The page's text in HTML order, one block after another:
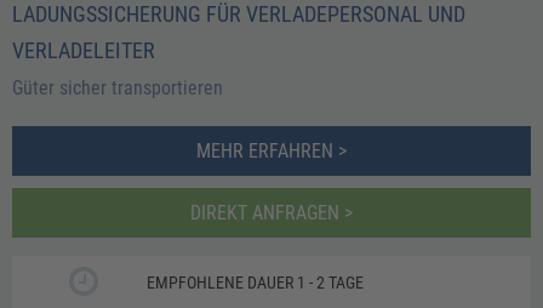
LADUNGSSICHERUNG FÜR VERLADEPERSONAL UND
VERLADELEITER
Güter sicher transportieren
MEHR ERFAHREN >
DIREKT ANFRAGEN >
EMPFOHLENE DAUER 1 - 2 TAGE